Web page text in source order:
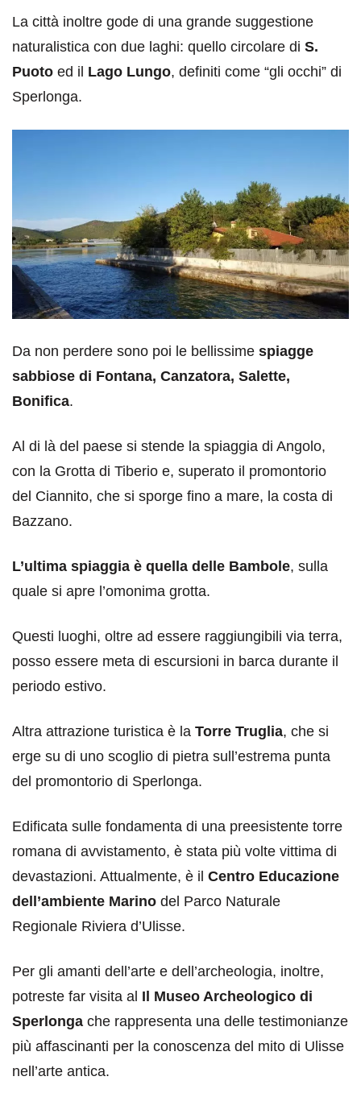
La città inoltre gode di una grande suggestione
naturalistica con due laghi: quello circolare di S.
Puoto ed il Lago Lungo, definiti come “gli occhi” di
Sperlonga.
Da non perdere sono poi le bellissime spiagge
sabbiose di Fontana, Canzatora, Salette,
Bonifica.
Al di là del paese si stende la spiaggia di Angolo,
con la Grotta di Tiberio e, superato il promontorio
del Ciannito, che si sporge fino a mare, la costa di
Bazzano.
L’ultima spiaggia è quella delle Bambole, sulla
quale si apre l’omonima grotta.
Questi luoghi, oltre ad essere raggiungibili via terra,
posso essere meta di escursioni in barca durante il
periodo estivo.
Altra attrazione turistica è la Torre Truglia, che si
erge su di uno scoglio di pietra sull’estrema punta
del promontorio di Sperlonga.
Edificata sulle fondamenta di una preesistente torre
romana di avvistamento, è stata più volte vittima di
devastazioni. Attualmente, è il Centro Educazione
dell’ambiente Marino del Parco Naturale
Regionale Riviera d’Ulisse.
Per gli amanti dell’arte e dell’archeologia, inoltre,
potreste far visita al Il Museo Archeologico di
Sperlonga che rappresenta una delle testimonianze
più affascinanti per la conoscenza del mito di Ulisse
nell’arte antica.